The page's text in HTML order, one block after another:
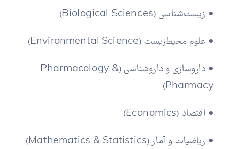
• زیست‌شناسی (Biological Sciences)
• علوم محیط‌زیست (Environmental Science)
• داروسازی و داروشناسی (Pharmacology &
Pharmacy)
• اقتصاد (Economics)
• ریاضیات و آمار (Mathematics & Statistics)